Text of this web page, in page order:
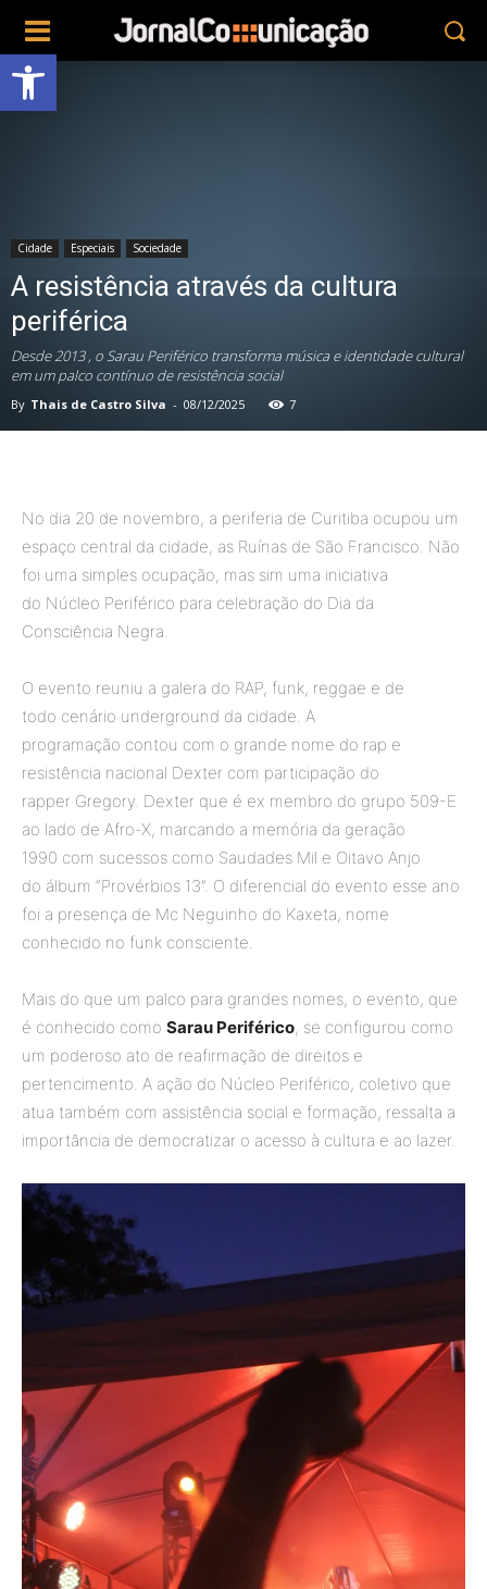
Abrir a barra de ferramentas
Cidade Especiais Sociedade
A resistência através da cultura
periférica
Desde 2013 , o Sarau Periférico transforma música e identidade cultural
em um palco contínuo de resistência social
By Thais de Castro Silva - 08/12/2025 7
No dia 20 de novembro, a periferia de Curitiba ocupou um
espaço central da cidade, as Ruínas de São Francisco. Não
foi uma simples ocupação, mas sim uma iniciativa
do Núcleo Periférico para celebração do Dia da
Consciência Negra.
O evento reuniu a galera do RAP, funk, reggae e de
todo cenário underground da cidade. A
programação contou com o grande nome do rap e
resistência nacional Dexter com participação do
rapper Gregory. Dexter que é ex membro do grupo 509-E
ao lado de Afro-X, marcando a memória da geração
1990 com sucessos como Saudades Mil e Oitavo Anjo
do álbum “Provérbios 13”. O diferencial do evento esse ano
foi a presença de Mc Neguinho do Kaxeta, nome
conhecido no funk consciente.
Mais do que um palco para grandes nomes, o evento, que
é conhecido como Sarau Periférico, se configurou como
um poderoso ato de reafirmação de direitos e
pertencimento. A ação do Núcleo Periférico, coletivo que
atua também com assistência social e formação, ressalta a
importância de democratizar o acesso à cultura e ao lazer.